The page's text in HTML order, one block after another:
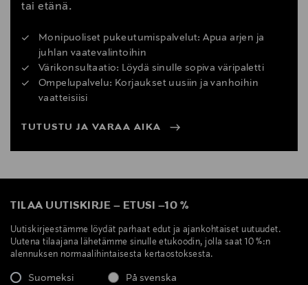
tai etänä.
Monipuoliset pukeutumispalvelut: Apua arjen ja
juhlan vaatevalintoihin
Värikonsultaatio: Löydä sinulle sopiva väripaletti
Ompelupalvelu: Korjaukset uusiin ja vanhoihin
vaatteisiisi
TUTUSTU JA VARAA AIKA
TILAA UUTISKIRJE – ETUSI –10 %
Uutiskirjeestämme löydät parhaat edut ja ajankohtaiset uutuudet.
Uutena tilaajana lähetämme sinulle etukoodin, jolla saat 10 %:n
alennuksen normaalihintaisesta kertaostoksesta.
Suomeksi På svenska